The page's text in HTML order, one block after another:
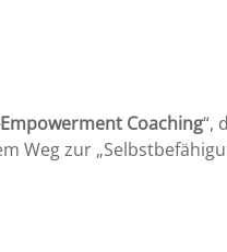
Coaching“,
Weg zur